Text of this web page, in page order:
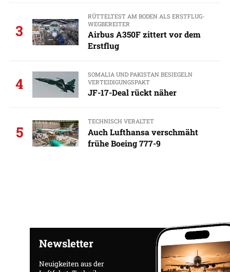
3
RÜTTELTEST AM BODEN ALS ERSTFLUG-
WEGBEREITER
Airbus A350F zittert vor dem
Erstflug
4
SOMALIA UND PAKISTAN BESIEGELN
VERTEIDIGUNGSPAKT
JF-17-Deal rückt näher
5
TECHNISCH VERALTET
Auch Lufthansa verschmäht
frühe Boeing 777-9
Newsletter
Neuigkeiten aus der